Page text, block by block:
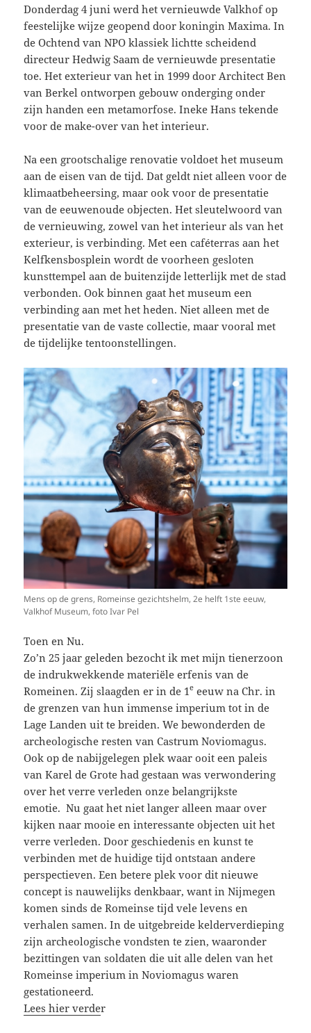
Donderdag 4 juni werd het vernieuwde Valkhof op
feestelijke wijze geopend door koningin Maxima. In
de Ochtend van NPO klassiek lichtte scheidend
directeur Hedwig Saam de vernieuwde presentatie
toe. Het exterieur van het in 1999 door Architect Ben
van Berkel ontworpen gebouw onderging onder
zijn handen een metamorfose. Ineke Hans tekende
voor de make-over van het interieur.
Na een grootschalige renovatie voldoet het museum
aan de eisen van de tijd. Dat geldt niet alleen voor de
klimaatbeheersing, maar ook voor de presentatie
van de eeuwenoude objecten. Het sleutelwoord van
de vernieuwing, zowel van het interieur als van het
exterieur, is verbinding. Met een caféterras aan het
Kelfkensbosplein wordt de voorheen gesloten
kunsttempel aan de buitenzijde letterlijk met de stad
verbonden. Ook binnen gaat het museum een
verbinding aan met het heden. Niet alleen met de
presentatie van de vaste collectie, maar vooral met
de tijdelijke tentoonstellingen.
Mens op de grens, Romeinse gezichtshelm, 2e helft 1ste eeuw,
Valkhof Museum, foto Ivar Pel
Toen en Nu.
Zo’n 25 jaar geleden bezocht ik met mijn tienerzoon
de indrukwekkende materiële erfenis van de
Romeinen. Zij slaagden er in de 1e eeuw na Chr. in
de grenzen van hun immense imperium tot in de
Lage Landen uit te breiden. We bewonderden de
archeologische resten van Castrum Noviomagus.
Ook op de nabijgelegen plek waar ooit een paleis
van Karel de Grote had gestaan was verwondering
over het verre verleden onze belangrijkste
emotie. Nu gaat het niet langer alleen maar over
kijken naar mooie en interessante objecten uit het
verre verleden. Door geschiedenis en kunst te
verbinden met de huidige tijd ontstaan andere
perspectieven. Een betere plek voor dit nieuwe
concept is nauwelijks denkbaar, want in Nijmegen
komen sinds de Romeinse tijd vele levens en
verhalen samen. In de uitgebreide kelderverdieping
zijn archeologische vondsten te zien, waaronder
bezittingen van soldaten die uit alle delen van het
Romeinse imperium in Noviomagus waren
gestationeerd.
Lees hier verder